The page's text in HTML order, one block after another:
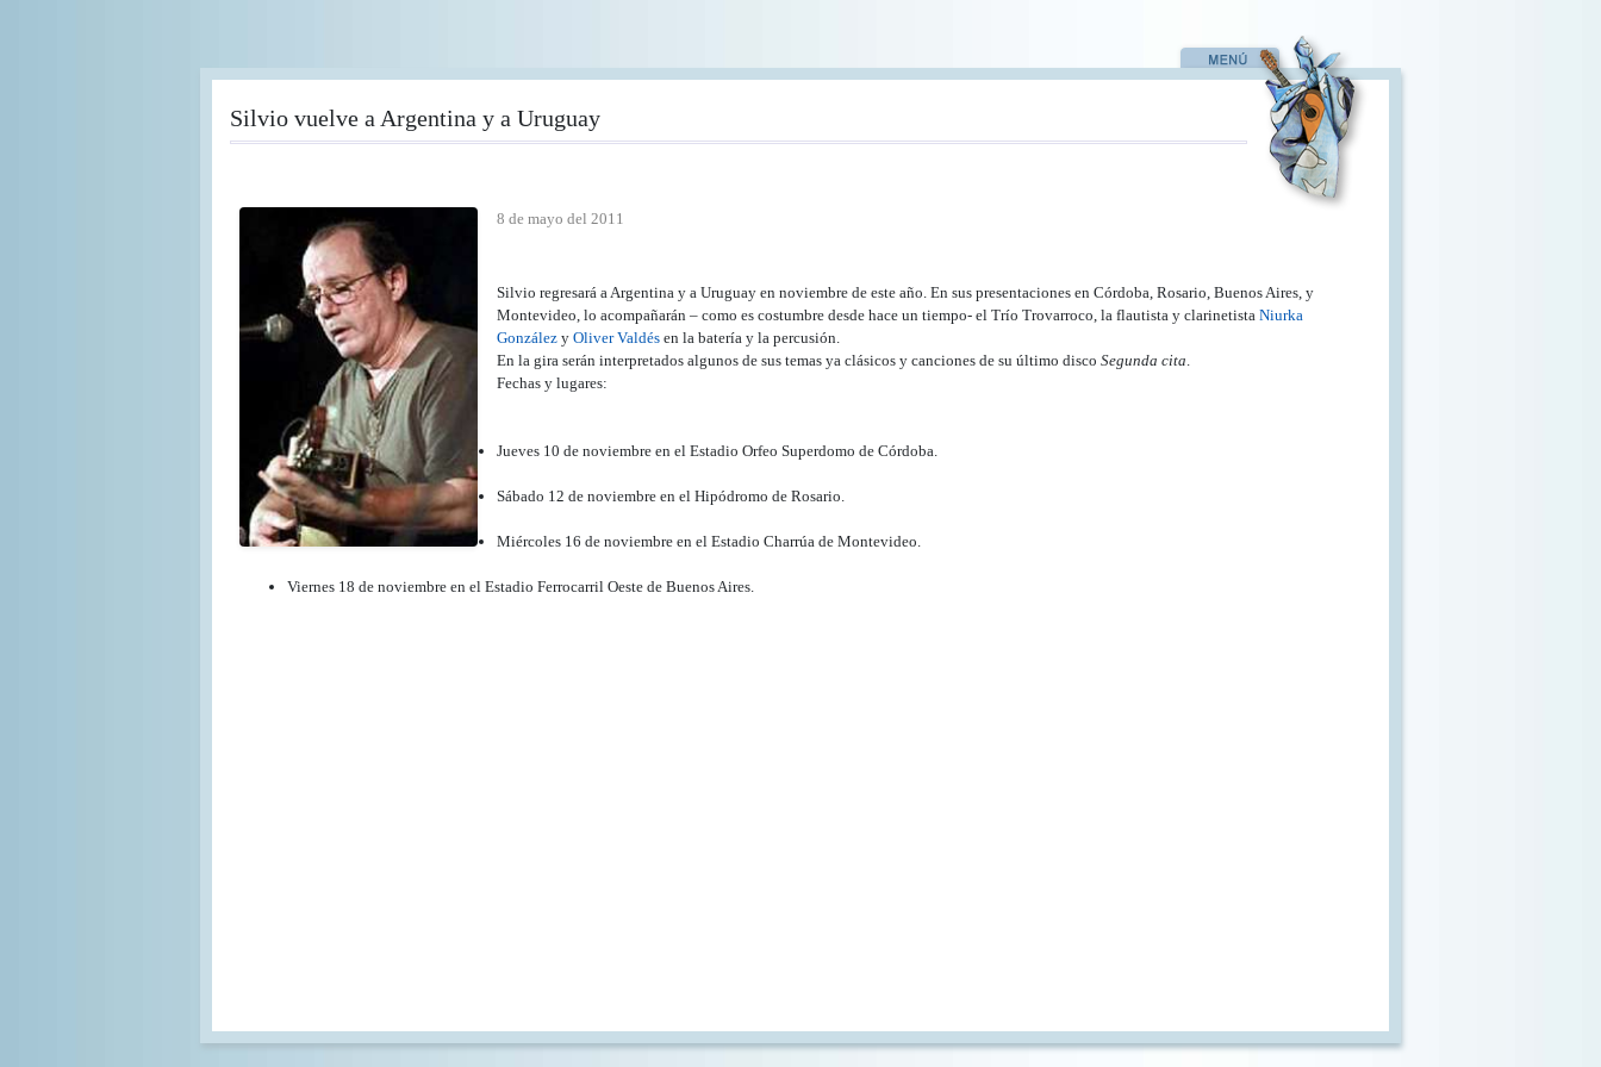
Silvio vuelve a Argentina y a Uruguay
8 de mayo del 2011
Silvio regresará a Argentina y a Uruguay en noviembre de este año. En sus presentaciones en Córdoba, Rosario, Buenos Aires, y
Montevideo, lo acompañarán – como es costumbre desde hace un tiempo- el Trío Trovarroco, la flautista y clarinetista Niurka
González y Oliver Valdés en la batería y la percusión.
En la gira serán interpretados algunos de sus temas ya clásicos y canciones de su último disco Segunda cita.
Fechas y lugares:
Jueves 10 de noviembre en el Estadio Orfeo Superdomo de Córdoba.
Sábado 12 de noviembre en el Hipódromo de Rosario.
Miércoles 16 de noviembre en el Estadio Charrúa de Montevideo.
Viernes 18 de noviembre en el Estadio Ferrocarril Oeste de Buenos Aires.